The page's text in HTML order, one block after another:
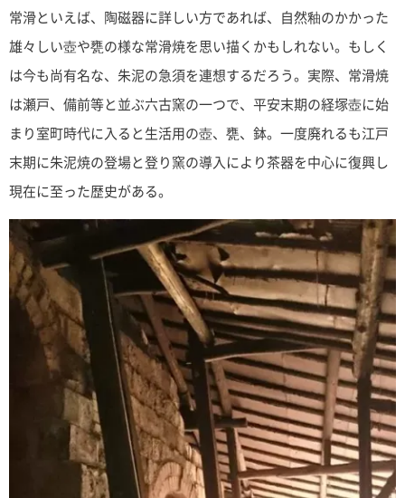
常滑といえば、陶磁器に詳しい方であれば、自然釉のかかった
雄々しい壺や甕の様な常滑焼を思い描くかもしれない。もしく
は今も尚有名な、朱泥の急須を連想するだろう。実際、常滑焼
は瀬戸、備前等と並ぶ六古窯の一つで、平安末期の経塚壺に始
まり室町時代に入ると生活用の壺、甕、鉢。一度廃れるも江戸
末期に朱泥焼の登場と登り窯の導入により茶器を中心に復興し
現在に至った歴史がある。